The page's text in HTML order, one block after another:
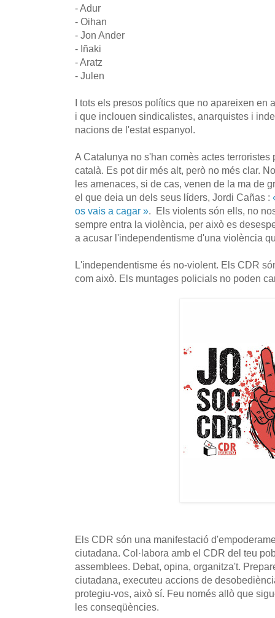
- Adur
- Oihan
- Jon Ander
- Iñaki
- Aratz
- Julen
I tots els presos polítics que no apareixen en
i que inclouen sindicalistes, anarquistes i
nacions de l'estat espanyol.
A Catalunya no s'han comès actes
català. Es pot dir més alt, però no més clar.
les amenaces, si de cas, venen de la ma de
el que deia un dels seus líders, Jordi Cañas :
os vais a cagar ». Els violents són ells, no
sempre entra la violència, per això es
a acusar l'independentisme d'una violència
L'independentisme és no-violent. Els CDR
com això. Els muntages policials no poden
Els CDR són una manifestació
ciutadana. Col·labora amb el CDR del teu
assemblees. Debat, opina, organitza't.
ciutadana, executeu accions de
protegiu-vos, això sí. Feu només allò que
les conseqüències.